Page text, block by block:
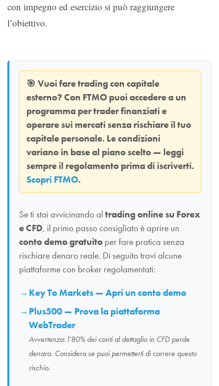
con impegno ed esercizio si può raggiungere
l’obiettivo.
🎯 Vuoi fare trading con capitale
esterno? Con FTMO puoi accedere a un
programma per trader finanziati e
operare sui mercati senza rischiare il tuo
capitale personale. Le condizioni
variano in base al piano scelto — leggi
sempre il regolamento prima di iscriverti.
Scopri FTMO.
Se ti stai avvicinando al trading online su Forex
e CFD, il primo passo consigliato è aprire un
conto demo gratuito per fare pratica senza
rischiare denaro reale. Di seguito trovi alcune
piattaforme con broker regolamentati:
Key To Markets — Apri un conto demo
Plus500 — Prova la piattaforma
WebTrader
Avvertenza: l’80% dei conti al dettaglio in CFD perde
denaro. Considera se puoi permetterti di correre questo
rischio.